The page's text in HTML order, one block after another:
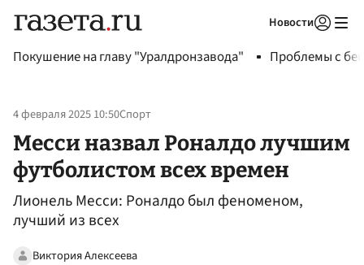
Новости
Покушение на главу "Уралдронзавода" Проблемы с
4 февраля 2025 10:50Спорт
Месси назвал Роналдо лучшим
футболистом всех времен
Лионель Месси: Роналдо был феноменом,
лучший из всех
Виктория Алексеева